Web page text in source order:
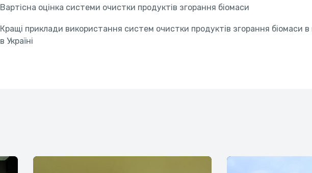
Вартісна оцінка системи очистки продуктів згорання біомаси
Кращі приклади використання систем очистки продуктів згорання біомаси в
в Україні